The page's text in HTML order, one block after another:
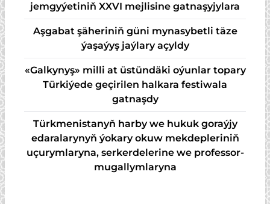
jemgyýetiniň XXVI mejlisine gatnaşyjylara
Aşgabat şäheriniň güni mynasybetli täze
ýaşaýyş jaýlary açyldy
«Galkynyş» milli at üstündäki oýunlar topary
Türkiýede geçirilen halkara festiwala
gatnaşdy
Türkmenistanyň harby we hukuk goraýjy
edaralarynyň ýokary okuw mekdepleriniň
uçurymlaryna, serkerdelerine we professor-
mugallymlaryna